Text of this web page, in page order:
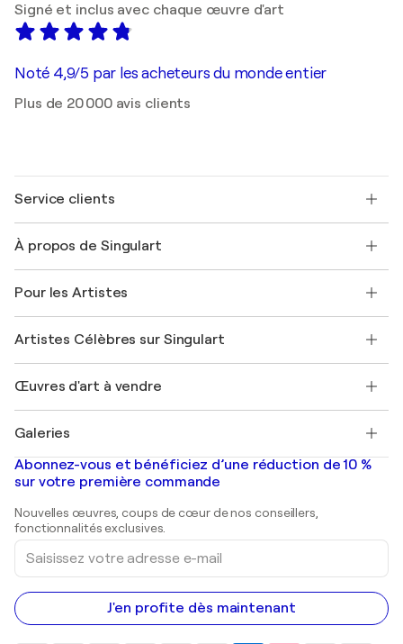
Signé et inclus avec chaque œuvre d'art
Noté 4,9/5 par les acheteurs du monde entier
Plus de 20 000 avis clients
Service clients
Expédition
Offrir une carte cadeau
Rejoignez notre programme commercial
Mon compte
+33 1 76 44 06 42
À propos de Singulart
FAQ
Magazine Singulart
Emplois
Découvrez une sélection d'art original
Pour les Artistes
Se connecter en tant qu'Artiste
Artistes Célèbres sur Singulart
Marc Chagall
Banksy
Mr. Brainwash
Shepard Fairey
Œuvres d'art à vendre
Tableaux abstraits à vendre
Peintures de paysage
Estampes
Peintures acryliques
Galeries
Galeries d'art en France
Galeries d'art en Belgique
Abonnez-vous et bénéficiez d’une réduction de 10 %
sur votre première commande
Nouvelles œuvres, coups de cœur de nos conseillers,
fonctionnalités exclusives.
Saisissez
votre
adresse
e-
mail
J'en profite dès maintenant